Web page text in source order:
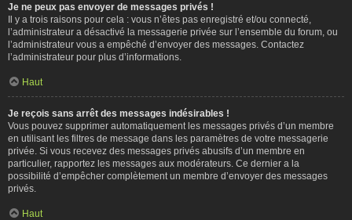
Je ne peux pas envoyer de messages privés !
Il y a trois raisons pour cela : vous n’êtes pas enregistré et/ou connecté,
l’administrateur a désactivé la messagerie privée sur l’ensemble du forum, ou
l’administrateur vous a empêché d’envoyer des messages. Contactez
l’administrateur pour plus d’informations.
Haut
Je reçois sans arrêt des messages indésirables !
Vous pouvez supprimer automatiquement les messages privés d’un membre
en utilisant les filtres de message dans les paramètres de votre messagerie
privée. Si vous recevez des messages privés abusifs d’un membre en
particulier, rapportez les messages aux modérateurs. Ce dernier a la
possibilité d’empêcher complètement un membre d’envoyer des messages
privés.
Haut